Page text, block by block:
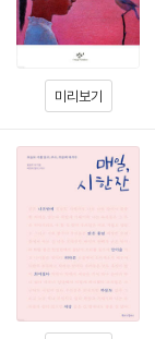
미리보기